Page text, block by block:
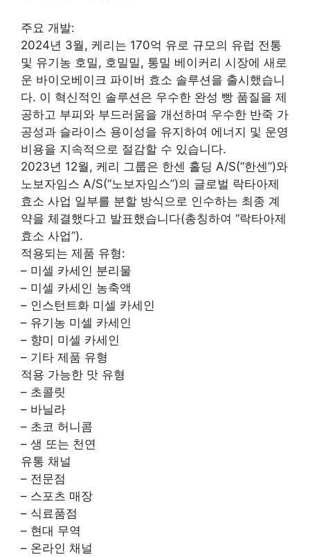
주요 개발:
2024년 3월, 케리는 170억 유로 규모의 유럽 전통
및 유기농 호밀, 호밀밀, 통밀 베이커리 시장에 새로
운 바이오베이크 파이버 효소 솔루션을 출시했습니
다. 이 혁신적인 솔루션은 우수한 완성 빵 품질을 제
공하고 부피와 부드러움을 개선하며 우수한 반죽 가
공성과 슬라이스 용이성을 유지하여 에너지 및 운영
비용을 지속적으로 절감할 수 있습니다.
2023년 12월, 케리 그룹은 한센 홀딩 A/S(“한센”)와
노보자임스 A/S(“노보자임스”)의 글로벌 락타아제
효소 사업 일부를 분할 방식으로 인수하는 최종 계
약을 체결했다고 발표했습니다(총칭하여 “락타아제
효소 사업”).
적용되는 제품 유형:
– 미셀 카세인 분리물
– 미셀 카세인 농축액
– 인스턴트화 미셀 카세인
– 유기농 미셀 카세인
– 향미 미셀 카세인
– 기타 제품 유형
적용 가능한 맛 유형
– 초콜릿
– 바닐라
– 초코 허니콤
– 생 또는 천연
유통 채널
– 전문점
– 스포츠 매장
– 식료품점
– 현대 무역
– 온라인 채널